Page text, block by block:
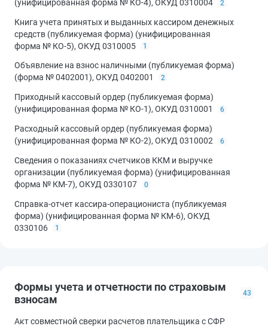
(унифицированная форма № КО-4), ОКУД 0310004
2
Книга учета принятых и выданных кассиром денежных
средств (публикуемая форма) (унифицированная
форма № КО-5), ОКУД 0310005
1
Объявление на взнос наличными (публикуемая форма)
(форма № 0402001), ОКУД 0402001
2
Приходный кассовый ордер (публикуемая форма)
(унифицированная форма № КО-1), ОКУД 0310001
6
Расходный кассовый ордер (публикуемая форма)
(унифицированная форма № КО-2), ОКУД 0310002
6
Сведения о показаниях счетчиков ККМ и выручке
организации (публикуемая форма) (унифицированная
форма № КМ-7), ОКУД 0330107
0
Справка-отчет кассира-операциониста (публикуемая
форма) (унифицированная форма № КМ-6), ОКУД
0330106
1
Формы учета и отчетности по страховым
взносам
43
Акт совместной сверки расчетов плательщика с СФР